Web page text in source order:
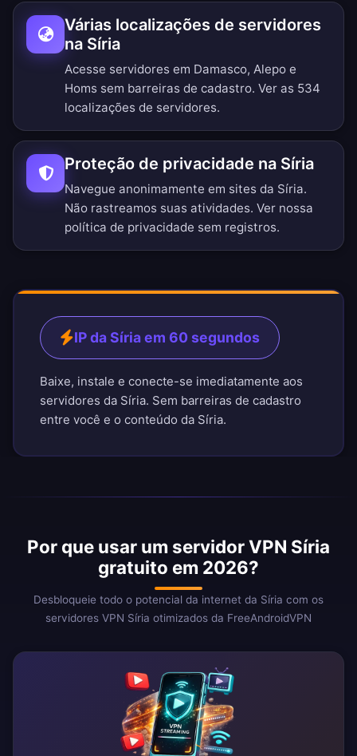
Várias localizações de servidores
na Síria
Acesse servidores em Damasco, Alepo e
Homs sem barreiras de cadastro. Ver as 534
localizações de servidores.
Proteção de privacidade na Síria
Navegue anonimamente em sites da Síria.
Não rastreamos suas atividades. Ver nossa
política de privacidade sem registros.
IP da Síria em 60 segundos
Baixe, instale e conecte-se imediatamente aos
servidores da Síria. Sem barreiras de cadastro
entre você e o conteúdo da Síria.
Por que usar um servidor VPN Síria
gratuito em 2026?
Desbloqueie todo o potencial da internet da Síria com os
servidores VPN Síria otimizados da FreeAndroidVPN